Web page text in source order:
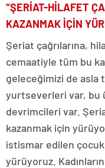
“ŞERİAT-HİLAFET
KAZANMAK İÇİN
Şeriat çağrılarına,
cemaatiyle tüm bu
geleceğimizi de asla
yurtseverleri var, bu
devrimcileri var.
kazanmak için
istismar edilen
yürüyoruz.